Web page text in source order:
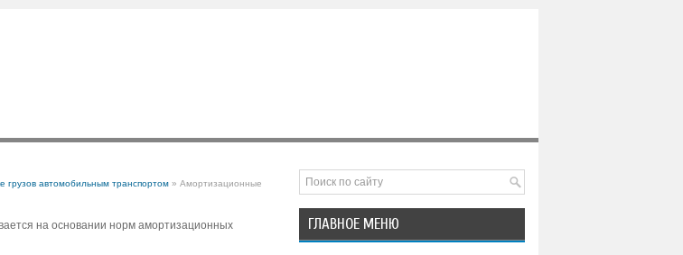
грузов автомобильным транспортом» Амортизационные
на основании норм амортизационных
ГЛАВНОЕ МЕНЮ